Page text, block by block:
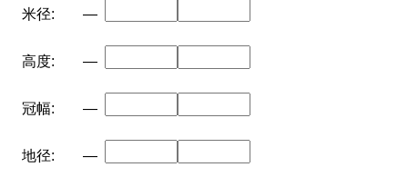
米径: —
高度: —
冠幅: —
地径: —